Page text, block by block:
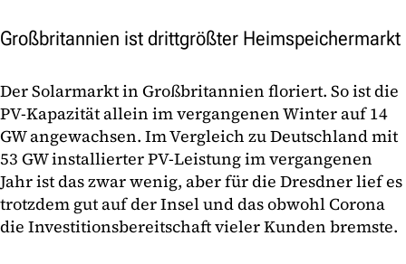
Großbritannien ist drittgrößter Heimspeichermarkt
Der Solarmarkt in Großbritannien floriert. So ist die
PV-Kapazität allein im vergangenen Winter auf 14
GW angewachsen. Im Vergleich zu Deutschland mit
53 GW installierter PV-Leistung im vergangenen
Jahr ist das zwar wenig, aber für die Dresdner lief es
trotzdem gut auf der Insel und das obwohl Corona
die Investitionsbereitschaft vieler Kunden bremste.